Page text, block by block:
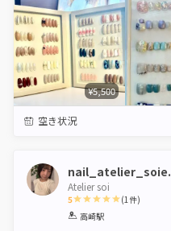
¥5,500
空き状況
nail_atelier_soie.
Atelier soi
5
1 2 3 4
(1件)
高崎駅